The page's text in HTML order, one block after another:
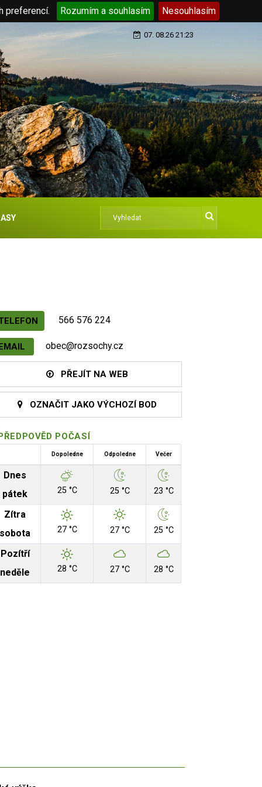
preferencí. Rozumím a souhlasím Nesouhlasím
07. 08.26 21:23
566 576 224
obec@rozsochy.cz
PŘEJÍT NA WEB
OZNAČIT JAKO VÝCHOZÍ BOD
POČASÍ
Dopoledne Odpoledne Večer
Dnes
pátek
25 °C 25 °C 23 °C
Zítra
sobota
27 °C 27 °C 25 °C
Pozítří
neděle
28 °C 27 °C 28 °C